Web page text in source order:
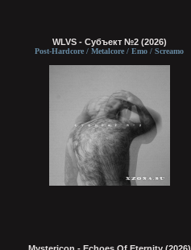
WLVS - Субъект №2 (2026)
Post-Hardcore / Metalcore / Emo / Screamo